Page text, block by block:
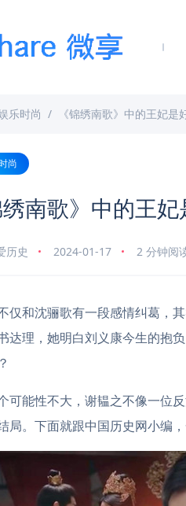
乐时尚 《锦绣南歌》中的王妃
尚
绣南歌》中的王
历史 2024-01-17 2 分钟阅
仅和沈骊歌有一段感情纠葛，
达理，她明白刘义康今生的抱
可能性不大，谢韫之不像一位
局。下面就跟中国历史网小编